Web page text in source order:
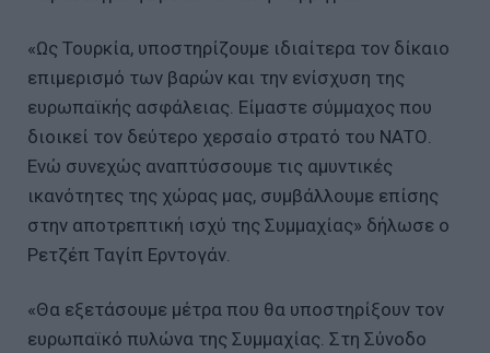
«Ως Τουρκία, υποστηρίζουμε ιδιαίτερα τον δίκαιο
επιμερισμό των βαρών και την ενίσχυση της
ευρωπαϊκής ασφάλειας. Είμαστε σύμμαχος που
διοικεί τον δεύτερο χερσαίο στρατό του ΝΑΤΟ.
Ενώ συνεχώς αναπτύσσουμε τις αμυντικές
ικανότητες της χώρας μας, συμβάλλουμε επίσης
στην αποτρεπτική ισχύ της Συμμαχίας» δήλωσε ο
Ρετζέπ Ταγίπ Ερντογάν.
«Θα εξετάσουμε μέτρα που θα υποστηρίξουν τον
ευρωπαϊκό πυλώνα της Συμμαχίας. Στη Σύνοδο